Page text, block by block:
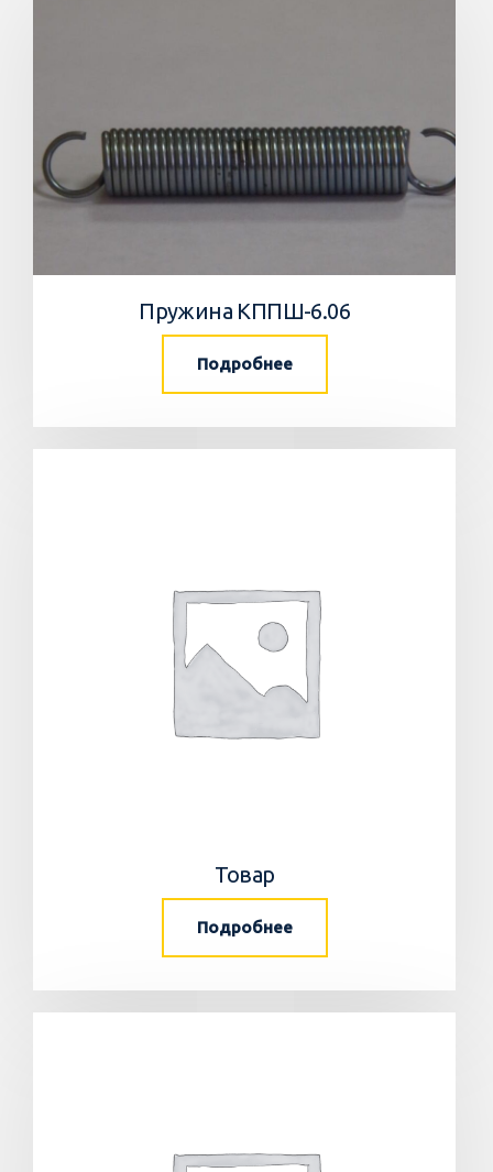
Пружина КППШ-6.06
Подробнее
Товар
Подробнее